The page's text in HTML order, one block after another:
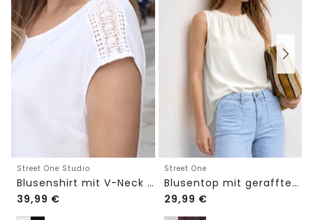
Street One Studio
Blusenshirt mit V-Neck und Spitze
39,99 €
Street One
Blusentop mit gerafftem Rundhals
29,99 €